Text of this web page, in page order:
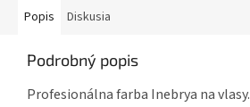
Popis Diskusia
Podrobný popis
Profesionálna farba Inebrya na vlasy.